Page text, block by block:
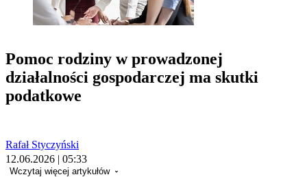
Pomoc rodziny w prowadzonej
działalności gospodarczej ma skutki
podatkowe
Rafał Styczyński
12.06.2026 | 05:33
Wczytaj więcej artykułów